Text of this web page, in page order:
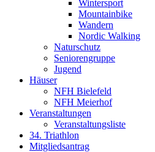
Wintersport
Mountainbike
Wandern
Nordic Walking
Naturschutz
Seniorengruppe
Jugend
Häuser
NFH Bielefeld
NFH Meierhof
Veranstaltungen
Veranstaltungsliste
34. Triathlon
Mitgliedsantrag